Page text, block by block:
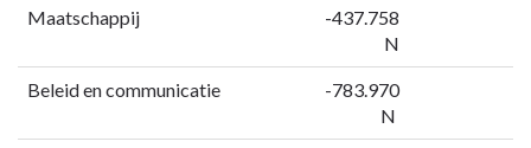
Maatschappij
-437.758
N
Beleid en communicatie
-783.970
N